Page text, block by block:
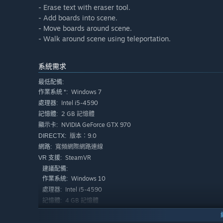
- Erase text with eraser tool.
- Add boards into scene.
- Move boards around scene.
- Walk around scene using teleportation.
系統需求
最低配備:
作業系統 *: Windows 7
處理器: Intel i5-4590
記憶體: 2 GB 記憶體
顯示卡: NVIDIA GeForce GTX 970
DIRECTX: 版本：9.0
網路: 寬頻網際網路連線
VR 支援: SteamVR
建議配備:
作業系統: Windows 10
處理器: Intel i5-4590
記憶體: 4 GB 記憶體